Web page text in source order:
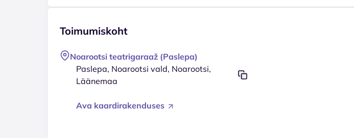
Toimumiskoht
Noarootsi teatrigaraaž (Paslepa)
Paslepa, Noarootsi vald, Noarootsi,
Läänemaa
Ava kaardirakenduses